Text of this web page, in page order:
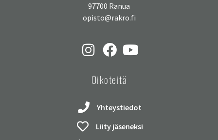
97700 Ranua
opisto@rakro.fi
Oikoteitä
Yhteystiedot
Liity jäseneksi